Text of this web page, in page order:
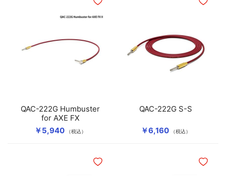
￥5,940 （税込）
QAC-222G Humbuster
for AXE FX
ほしいものリストに追加
￥6,160 （税込）
QAC-222G S-S
ほしい
ほしいものリストに追加 ほしい